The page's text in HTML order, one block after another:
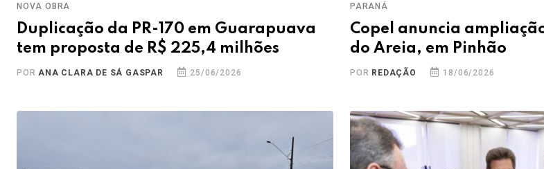
NOVA OBRA
Duplicação da PR-170 em Guarapuava
tem proposta de R$ 225,4 milhões
POR ANA CLARA DE SÁ GASPAR 25/06/2026
PARANÁ
Copel anuncia
do Areia, em Pinhão
POR REDAÇÃO 18/06/2026